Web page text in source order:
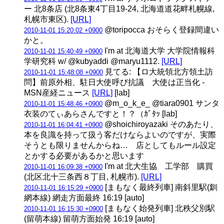
ー 北8条店 (北8条東4丁目19-24, 北海道道花畔札幌線,
札幌市東区). [URL]
2010-11-01 15:20:02 +0900 @toripocca おそらく登録間違い
かと。
2010-11-01 15:40:49 +0900 I'm at 北海道大学 大学院情報科
学研究科 w/ @kubyaddi @maryu1112. [URL]
2010-11-01 15:48:08 +0900 見てる: 【ロ大統領北方領土訪
問】前原外相、駐日大使呼び抗議 大使は正当化 -
MSN産経ニュース [URL] [lab]
2010-11-01 15:48:46 +0900 @m_o_k_e_ @tiara0901 サンタ
衣装のてぃあらさんですと！？（ｶﾞﾀｯ [lab]
2010-11-01 16:04:41 +0900 @shoichiroyazaki そのあたり、
本を良識を持って扱う客だけならよいのですが、実際
そうとも限りませんからね… 店としてもルール設定
とかする必要があるかと思います
2010-11-01 16:09:38 +0900 I'm at 北大生協 工学部 購買
(北区北十三条西８丁目, 札幌市). [URL]
2010-11-01 16:15:29 +0900 [まもなく最終列車] 南斜里駅(釧
網本線) 網走方面最終 16:19 [auto]
2010-11-01 16:15:30 +0900 [まもなく始発列車] 北秩父別駅
(留萌本線) 留萌方面始発 16:19 [auto]